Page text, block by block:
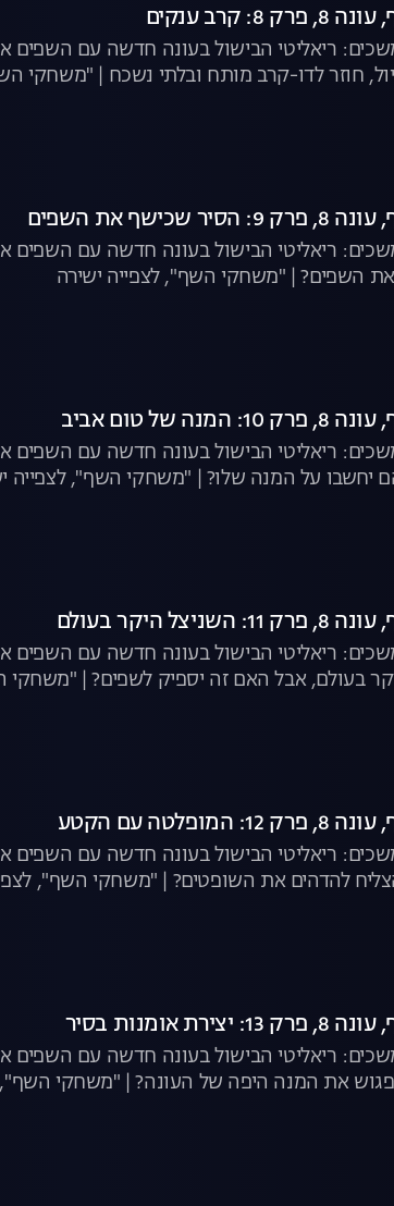
קרב ענקים
ריאליטי הבישול בעונה חדשה עם השפים
חוזר לדו-קרב מותח ובלתי נשכח | "משחקי
את השפים
ריאליטי הבישול בעונה חדשה עם השפים
השפים? | "משחקי השף", לצפייה ישירה
של טום אביב
ריאליטי הבישול בעונה חדשה עם השפים
יחשבו על המנה שלו? | "משחקי השף", לצפייה
היקר בעולם
ריאליטי הבישול בעונה חדשה עם השפים
בעולם, אבל האם זה יספיק לשפים? | "משחקי
עם הקטע
ריאליטי הבישול בעונה חדשה עם השפים
להדהים את השופטים? | "משחקי השף",
אומנות בסיר
ריאליטי הבישול בעונה חדשה עם השפים
את המנה היפה של העונה? | "משחקי השף",